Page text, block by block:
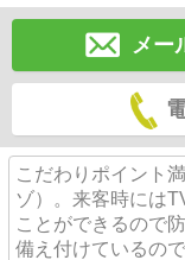
メー
こだわりポイント
ゾ）。来客時には
ことができるので
備え付けているの